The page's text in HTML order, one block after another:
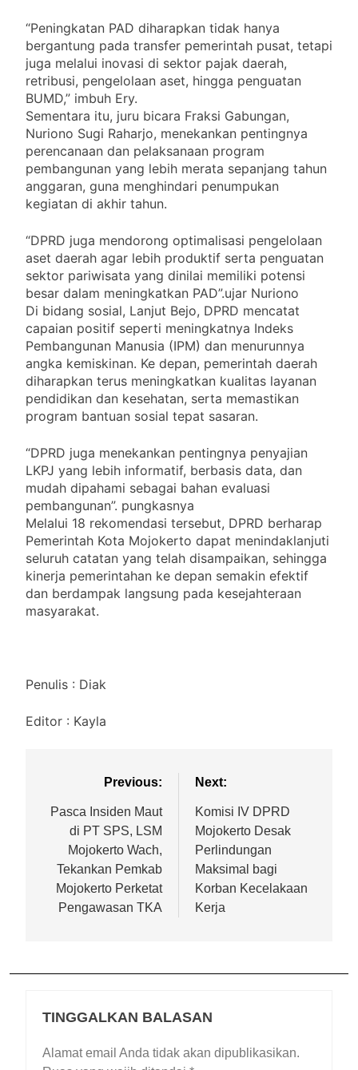
“Peningkatan PAD diharapkan tidak hanya
bergantung pada transfer pemerintah pusat, tetapi
juga melalui inovasi di sektor pajak daerah,
retribusi, pengelolaan aset, hingga penguatan
BUMD,” imbuh Ery.
Sementara itu, juru bicara Fraksi Gabungan,
Nuriono Sugi Raharjo, menekankan pentingnya
perencanaan dan pelaksanaan program
pembangunan yang lebih merata sepanjang tahun
anggaran, guna menghindari penumpukan
kegiatan di akhir tahun.
“DPRD juga mendorong optimalisasi pengelolaan
aset daerah agar lebih produktif serta penguatan
sektor pariwisata yang dinilai memiliki potensi
besar dalam meningkatkan PAD”.ujar Nuriono
Di bidang sosial, Lanjut Bejo, DPRD mencatat
capaian positif seperti meningkatnya Indeks
Pembangunan Manusia (IPM) dan menurunnya
angka kemiskinan. Ke depan, pemerintah daerah
diharapkan terus meningkatkan kualitas layanan
pendidikan dan kesehatan, serta memastikan
program bantuan sosial tepat sasaran.
“DPRD juga menekankan pentingnya penyajian
LKPJ yang lebih informatif, berbasis data, dan
mudah dipahami sebagai bahan evaluasi
pembangunan”. pungkasnya
Melalui 18 rekomendasi tersebut, DPRD berharap
Pemerintah Kota Mojokerto dapat menindaklanjuti
seluruh catatan yang telah disampaikan, sehingga
kinerja pemerintahan ke depan semakin efektif
dan berdampak langsung pada kesejahteraan
masyarakat.
Penulis : Diak
Editor : Kayla
Previous:
Pasca Insiden Maut
di PT SPS, LSM
Mojokerto Wach,
Tekankan Pemkab
Mojokerto Perketat
Pengawasan TKA
Next:
Komisi IV DPRD
Mojokerto Desak
Perlindungan
Maksimal bagi
Korban Kecelakaan
Kerja
TINGGALKAN BALASAN
Alamat email Anda tidak akan dipublikasikan.